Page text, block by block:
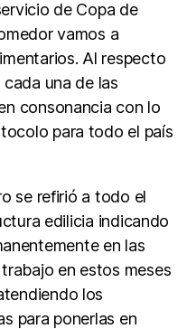
de Copa de
vamos a
Al respecto
una de las
consonancia con lo
para todo el país
se refirió a todo el
edilicia indicando
en las
en estos meses
los
para ponerlas en